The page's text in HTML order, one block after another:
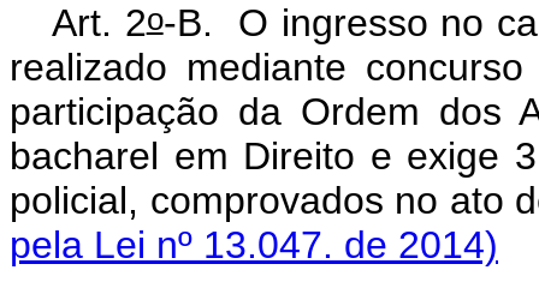
Art. 2o-B. O ingresso no
realizado mediante
participação da Ordem dos
bacharel em Direito e exige
policial, comprovados
pela Lei nº 13.047. de 2014)